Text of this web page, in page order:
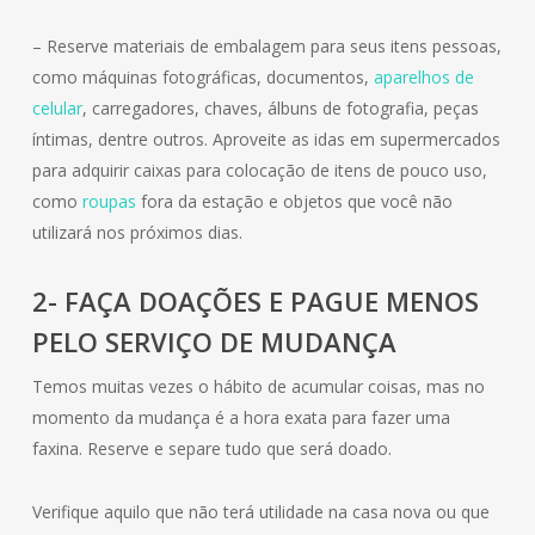
– Reserve materiais de embalagem para seus itens pessoas,
como máquinas fotográficas, documentos, aparelhos de
celular, carregadores, chaves, álbuns de fotografia, peças
íntimas, dentre outros. Aproveite as idas em supermercados
para adquirir caixas para colocação de itens de pouco uso,
como roupas fora da estação e objetos que você não
utilizará nos próximos dias.
2- FAÇA DOAÇÕES E PAGUE MENOS
PELO SERVIÇO DE MUDANÇA
Temos muitas vezes o hábito de acumular coisas, mas no
momento da mudança é a hora exata para fazer uma
faxina. Reserve e separe tudo que será doado.
Verifique aquilo que não terá utilidade na casa nova ou que